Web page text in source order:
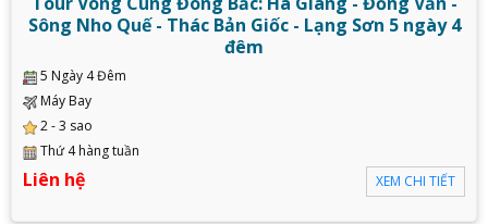
Sông Nho Quế - Thác Bản Giốc - Lạng Sơn 5 ngày 4
đêm
5 Ngày 4 Đêm
Máy Bay
2 - 3 sao
Thứ 4 hàng tuần
Liên hệ XEM CHI TIẾT